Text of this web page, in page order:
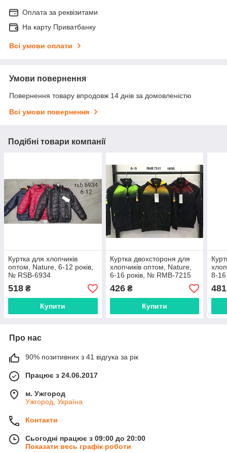
Оплата за реквізитами
На карту Приватбанку
Всі умови оплати
Умови повернення
Повернення товару впродовж 14 днів за домовленістю
Всі умови повернення
Подібні товари компанії
Куртка для хлопчиків
оптом, Nature, 6-12 років,
№ RSB-6934
518 ₴
Купити
Куртка двохстороня для
хлопчиків оптом, Nature,
6-16 років, № RMB-7215
426₴
Купити
8-
481
Про нас
90% позитивних з 41 відгука за рік
Працює з 24.06.2017
м. Ужгород
Ужгород, Україна
Контакти
Сьогодні працює з 09:00 до 20:00
Показати весь графік роботи